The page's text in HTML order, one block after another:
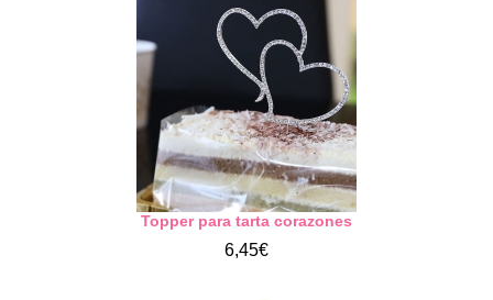
Topper para tarta corazones
6,45€